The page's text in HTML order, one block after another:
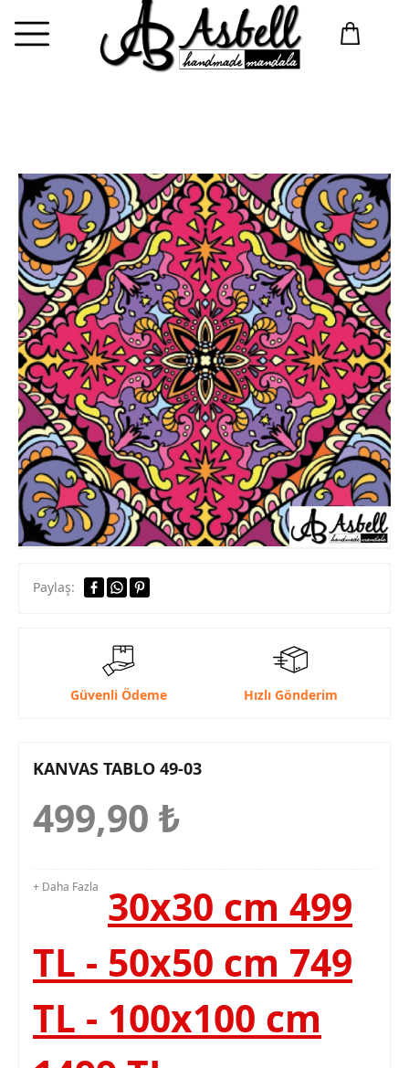
Paylaş:
Güvenli Ödeme Hızlı Gönderim
KANVAS TABLO 49-03
499,90 ₺
+ Daha Fazla
30x30 cm 499
TL - 50x50 cm 749
TL - 100x100 cm